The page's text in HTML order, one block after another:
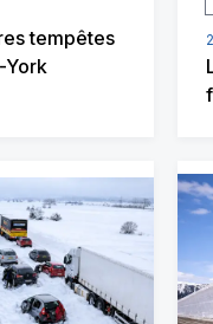
tempêtes
York